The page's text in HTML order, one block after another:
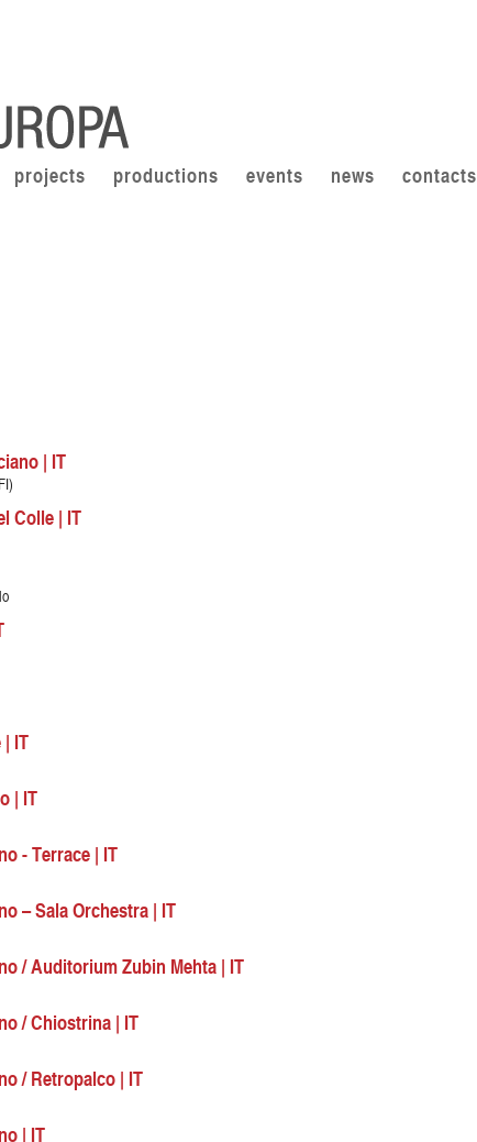
projects productions events news contacts
| IT
Colle | IT
IT
| IT
- Terrace | IT
– Sala Orchestra | IT
/ Auditorium Zubin Mehta | IT
/ Chiostrina | IT
/ Retropalco | IT
| IT